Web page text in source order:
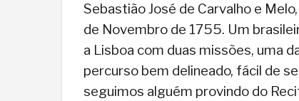
Sebastião José de Carvalho e
de Novembro de 1755. Um
a Lisboa com duas missões, uma
percurso bem delineado, fácil de
seguimos alguém provindo do